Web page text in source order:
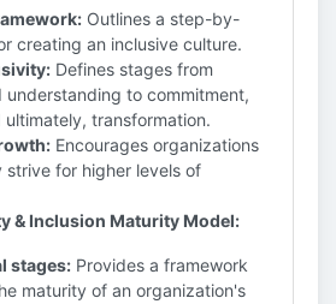
Outlines a step-by-
creating an inclusive culture.
Defines stages from
understanding to commitment,
ultimately, transformation.
Encourages organizations
strive for higher levels of
& Inclusion Maturity Model:
stages: Provides a framework
maturity of an organization's